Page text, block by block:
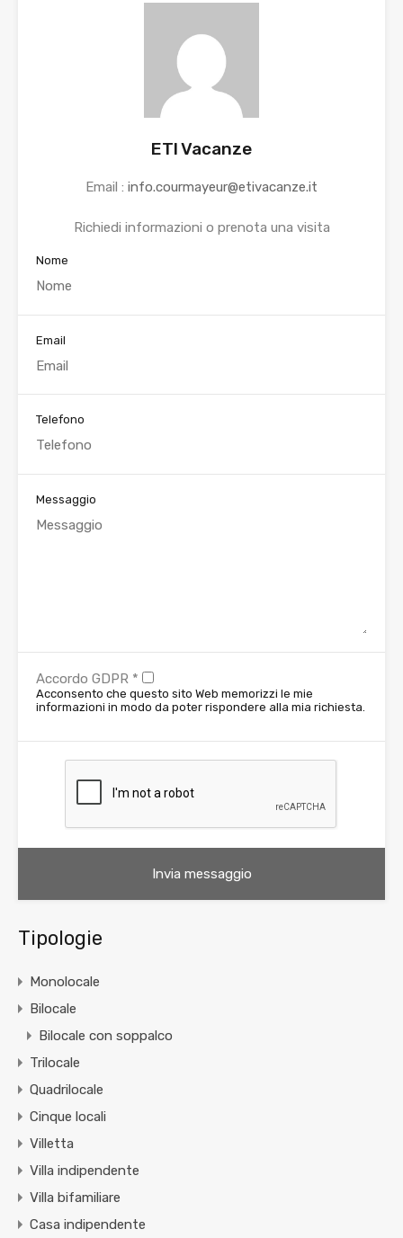
ETI Vacanze
Email : info.courmayeur@etivacanze.it
Richiedi informazioni o prenota una visita
Nome
Email
Telefono
Messaggio
Accordo GDPR *
Acconsento che questo sito Web memorizzi le mie
informazioni in modo da poter rispondere alla mia richiesta.
Tipologie
Monolocale
Bilocale
Bilocale con soppalco
Trilocale
Quadrilocale
Cinque locali
Villetta
Villa indipendente
Villa bifamiliare
Casa indipendente